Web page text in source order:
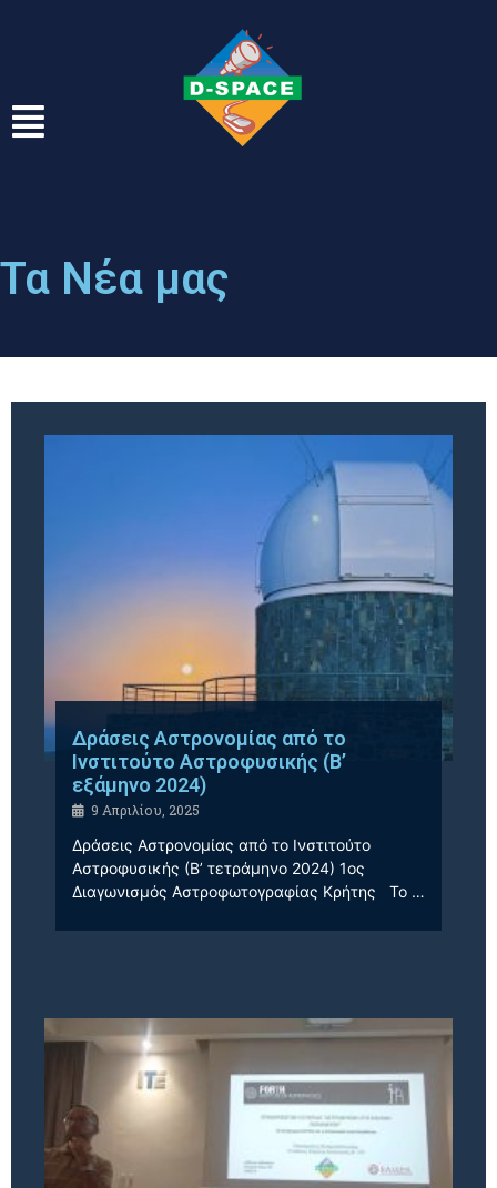
Τα Νέα μας
Δράσεις Αστρονομίας από το
Ινστιτούτο Αστροφυσικής (Β’
εξάμηνο 2024)
9 Απριλίου, 2025
Δράσεις Αστρονομίας από το Ινστιτούτο
Αστροφυσικής (Β’ τετράμηνο 2024) 1ος
Διαγωνισμός Αστροφωτογραφίας Κρήτης Το …